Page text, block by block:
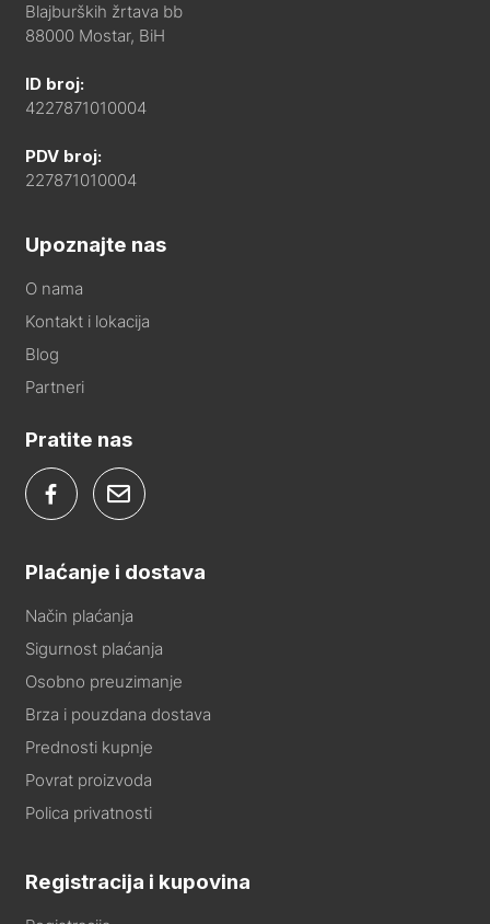
Blajburških žrtava bb
88000 Mostar, BiH
ID broj:
4227871010004
PDV broj:
227871010004
Upoznajte nas
O nama
Kontakt i lokacija
Blog
Partneri
Pratite nas
Plaćanje i dostava
Način plaćanja
Sigurnost plaćanja
Osobno preuzimanje
Brza i pouzdana dostava
Prednosti kupnje
Povrat proizvoda
Polica privatnosti
Registracija i kupovina